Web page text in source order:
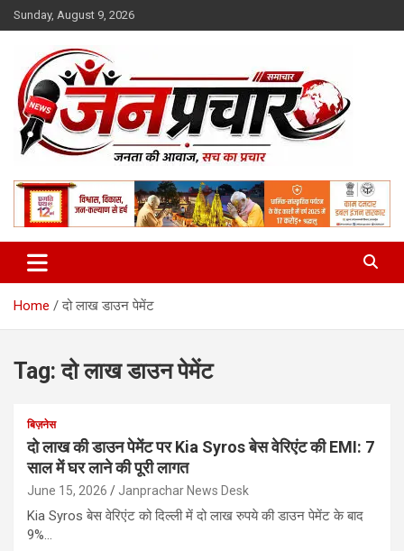
Skip
to
Sunday, August 9, 2026
:: जनप्रचार ::
Home दो लाख डाउन पेमेंट
Tag:दो लाख डाउन पेमेंट
बिज़नेस
दो लाख की डाउन पेमेंट पर Kia Syros बेस वेरिएंट की EMI: 7
साल में घर लाने की पूरी लागत
June 15, 2026 Janprachar News Desk
Kia Syros बेस वेरिएंट को दिल्ली में दो लाख रुपये की डाउन पेमेंट के बाद
9%…